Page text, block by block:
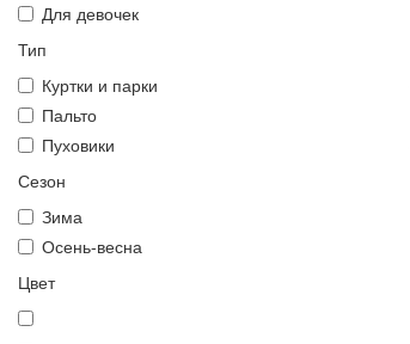
Для девочек
Тип
Куртки и парки
Пальто
Пуховики
Сезон
Зима
Осень-весна
Цвет